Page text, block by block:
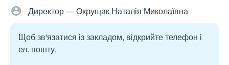
Директор — Окрущак Наталія Миколаївна
Щоб зв'язатися із закладом, відкрийте телефон і
ел. пошту.